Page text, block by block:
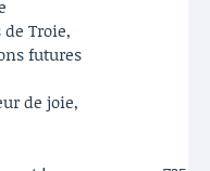
Troie,
futures
de joie,